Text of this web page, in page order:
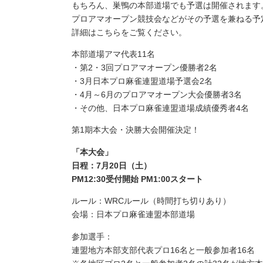
もちろん、巣鴨の本部道場でも予選は開催されます
プロアマオープン競技会などがその予選を兼ねる予
詳細はこちらをご覧ください。
本部道場アマ代表11名
・第2・3回プロアマオープン優勝者2名
・3月日本プロ麻雀連盟道場予選会2名
・4月～6月のプロアマオープン大会優勝者3名
・その他、日本プロ麻雀連盟道場成績優秀者4名
第1期本大会・決勝大会開催決定！
「本大会」
日程：7月20日（土）
PM12:30受付開始 PM1:00スタート
ルール：WRCルール（時間打ち切りあり）
会場：日本プロ麻雀連盟本部道場
参加選手：
連盟地方本部支部代表プロ16名と一般参加者16名